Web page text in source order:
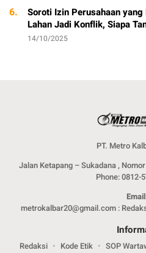
6.
Soroti Izin Perusahaan
Lahan Jadi Konflik,
14/10/2025
PT. Metro
Jalan Ketapang – Sukadana ,
Phone: 0812-
metrokalbar20@gmail.com :
Redaksi Kode Etik SOP